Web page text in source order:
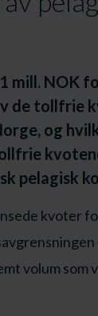
mill. NOK
de tollfrie
og
pelagisk
kvoter
volum som